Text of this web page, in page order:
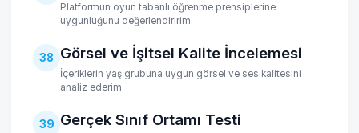
Platformun oyun tabanlı öğrenme prensiplerine
uygunluğunu değerlendiririm.
38 Görsel ve İşitsel Kalite İncelemesi
İçeriklerin yaş grubuna uygun görsel ve ses kalitesini
analiz ederim.
39 Gerçek Sınıf Ortamı Testi